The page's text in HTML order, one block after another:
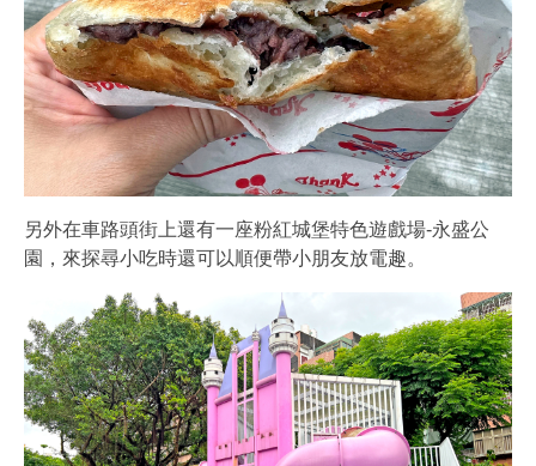
另外在車路頭街上還有一座粉紅城堡特色遊戲場-永盛公
園，來探尋小吃時還可以順便帶小朋友放電趣。